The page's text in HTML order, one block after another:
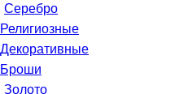
Серебро
Религиозные
Декоративные
Броши
Золото